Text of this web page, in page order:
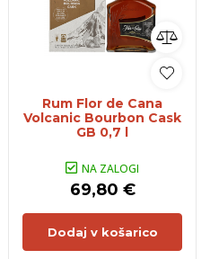
Rum Flor de Cana
Volcanic Bourbon Cask
GB 0,7 l
NA ZALOGI
69,80 €
Dodaj v košarico